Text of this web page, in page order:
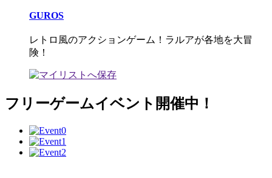
GUROS
レトロ風のアクションゲーム！ラルアが各地を大冒
険！
フリーゲームイベント開催中！